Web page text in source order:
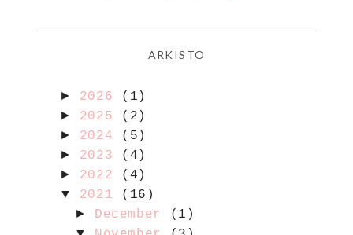
ARKISTO
► 2026 (1)
► 2025 (2)
► 2024 (5)
► 2023 (4)
► 2022 (4)
▼ 2021 (16)
► December (1)